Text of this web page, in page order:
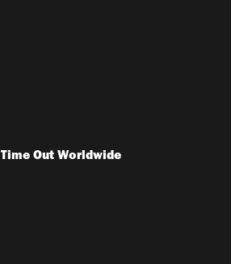
Time Out Worldwide